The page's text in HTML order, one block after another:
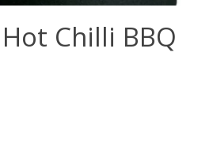
Chilli BBQ
product is